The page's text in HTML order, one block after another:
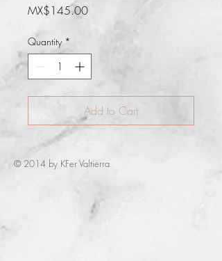
MX$145.00Price
Quantity *
Add to Cart
© 2014 by KFer Valtierra